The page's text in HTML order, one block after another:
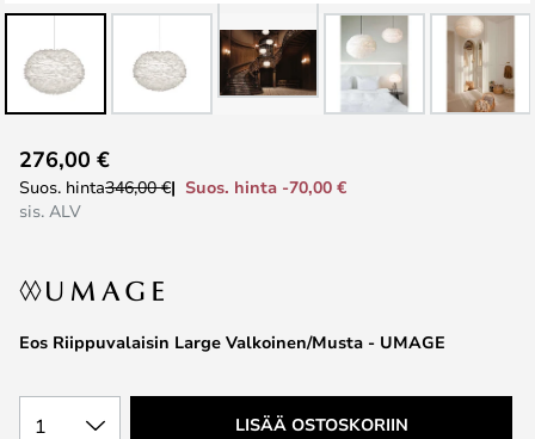
to
the
the
gallery
Eos Riippuvalaisin Large Valkoinen/Musta - UMAGE
276,00 €
Suos. hinta346,00 €
Suos. hinta -70,00 €
sis. ALV
1 LISÄÄ OSTOSKORIIN